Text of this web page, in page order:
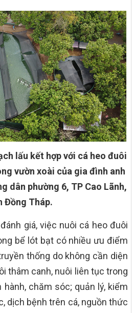
lấu kết hợp với cá heo đuôi
vườn xoài của gia đình anh
dân phường 6, TP Cao Lãnh,
Đồng Tháp.
giá, việc nuôi cá heo đuôi
bể lót bạt có nhiều ưu điểm
thống do không cần diện
thâm canh, nuôi liên tục trong
chăm sóc; quản lý, kiểm
dịch bệnh trên cá, nguồn thức